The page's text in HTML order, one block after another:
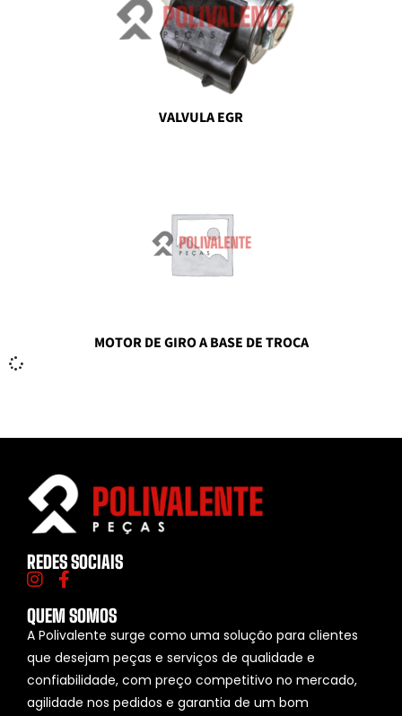
VALVULA EGR
MOTOR DE GIRO A BASE DE TROCA
REDES SOCIAIS
QUEM SOMOS
A Polivalente surge como uma solução para clientes
que desejam peças e serviços de qualidade e
confiabilidade, com preço competitivo no mercado,
agilidade nos pedidos e garantia de um bom